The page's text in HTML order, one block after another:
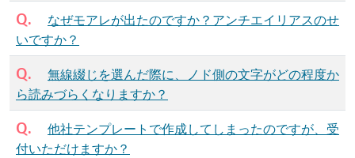
Q.
なぜモアレが出たのですか？アンチエイリアスのせ
いですか？
Q.
無線綴じを選んだ際に、ノド側の文字がどの程度か
ら読みづらくなりますか？
Q.
他社テンプレートで作成してしまったのですが、受
付いただけますか？